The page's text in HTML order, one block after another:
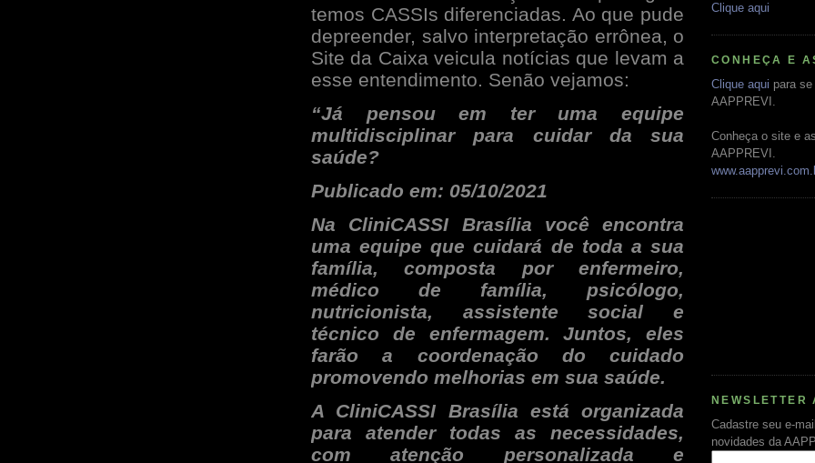
temos CASSIs diferenciadas. Ao que pude
depreender, salvo interpretação errônea, o
Site da Caixa veicula notícias que levam a
esse entendimento. Senão vejamos:
“Já pensou em ter uma equipe
multidisciplinar para cuidar da sua
saúde?
Publicado em: 05/10/2021
Na CliniCASSI Brasília você encontra
uma equipe que cuidará de toda a sua
família, composta por enfermeiro,
médico de família, psicólogo,
nutricionista, assistente social e
técnico de enfermagem. Juntos, eles
farão a coordenação do cuidado
promovendo melhorias em sua saúde.
A CliniCASSI Brasília está organizada
para atender todas as necessidades,
com atenção personalizada e
Clique aqui
CONHEÇA E
Clique aqui para
AAPPREVI.
Conheça o site e
AAPPREVI.
NEWSLETTER
Cadastre seu e-
novidades da